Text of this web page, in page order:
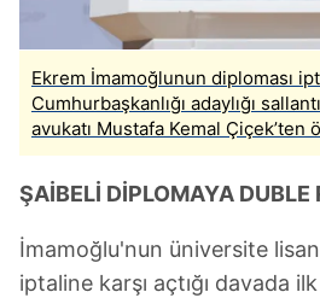
Ekrem İmamoğlunun diploması
Cumhurbaşkanlığı adaylığı
avukatı Mustafa Kemal Çiçek’ten
ŞAİBELİ DİPLOMAYA DUBLE
İmamoğlu'nun üniversite
iptaline karşı açtığı davada